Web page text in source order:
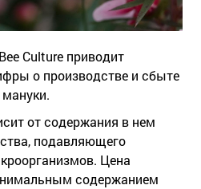
Culture приводит
о производстве и сбыте
от содержания в нем
подавляющего
Цена
содержанием